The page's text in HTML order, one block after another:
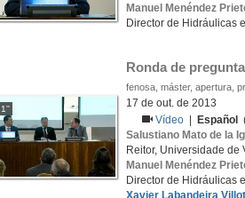
Manuel Menéndez
Director de Hidráulicas
Ronda de
fenosa, máster, apertura,
17 de out. de 2013
Vídeo
Español
Salustiano Mato de la
Reitor, Universidade de
Manuel Menéndez
Director de Hidráulicas
Xavier Labandeira Villot